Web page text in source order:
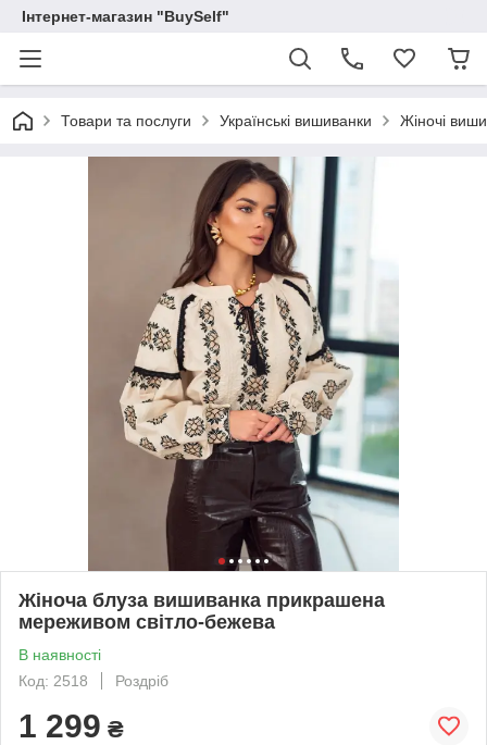
Інтернет-магазин "BuySelf"
Товари та послуги Українські вишиванки Жіночі
Жіноча блуза вишиванка прикрашена
мереживом світло-бежева
В наявності
Код: 2518
Роздріб
1 299 ₴